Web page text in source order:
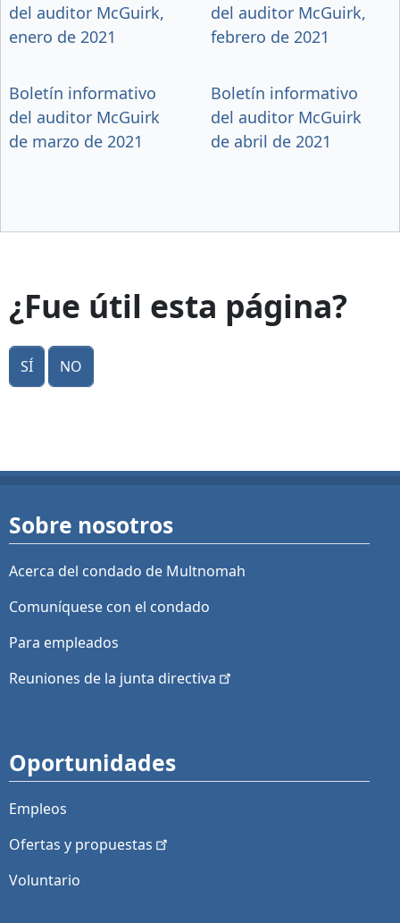
del auditor McGuirk,
enero de 2021
del auditor McGuirk,
febrero de 2021
Boletín informativo
del auditor McGuirk
de marzo de 2021
Boletín informativo
del auditor McGuirk
de abril de 2021
¿Fue útil esta página?
Sí No
Sobre nosotros
Acerca del condado de Multnomah
Comuníquese con el condado
Para empleados
Reuniones de la junta directiva
Oportunidades
Empleos
Ofertas y propuestas
Voluntario